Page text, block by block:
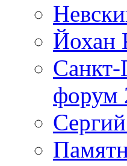
Йохан
форум